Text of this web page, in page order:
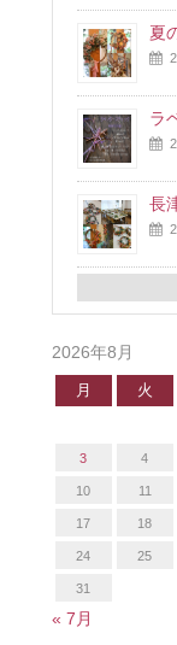
夏
ラ
長
2026年8月
月 火
3 4
10 11
17 18
24 25
31
« 7月